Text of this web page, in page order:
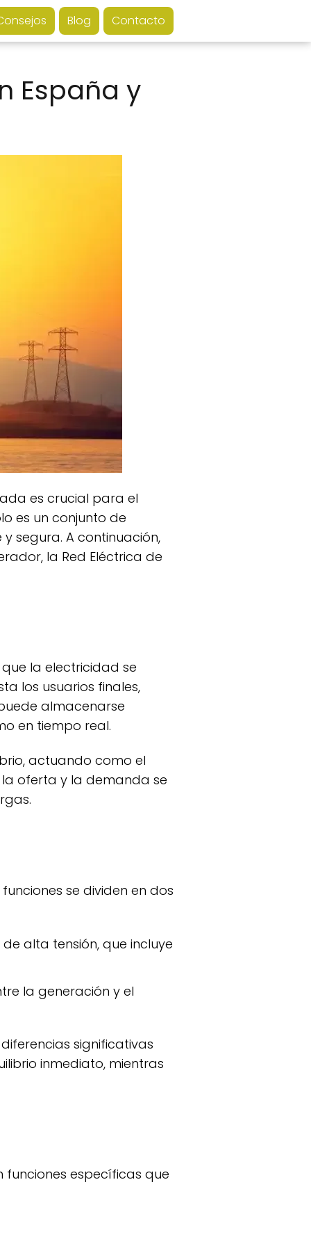
Blog Contacto
España y
es un conjunto de
segura. A continuación,
la Red Eléctrica de
los usuarios finales,
almacenarse
en tiempo real.
actuando como el
oferta y la demanda se
funciones se dividen en dos
alta tensión, que incluye
la generación y el
significativas
inmediato, mientras